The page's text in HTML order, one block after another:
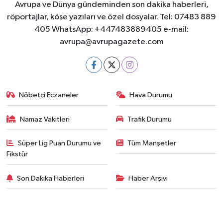
Avrupa ve Dünya gündeminden son dakika haberleri,
röportajlar, köşe yazıları ve özel dosyalar. Tel: 07483 889
405 WhatsApp: +447483889405 e-mail:
avrupa@avrupagazete.com
Nöbetçi Eczaneler Hava Durumu
Namaz Vakitleri Trafik Durumu
Süper Lig Puan Durumu ve
Fikstür
Tüm Manşetler
Son Dakika Haberleri Haber Arşivi